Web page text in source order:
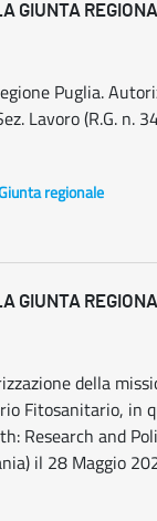
GIUNTA
Puglia.
Lavoro (R.G.
regionale
GIUNTA
della
Fitosanitario, in
Research and
il 28 Maggio